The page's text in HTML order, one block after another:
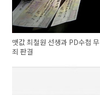
맷값 최철원 선생과 PD수첩 무
죄 판결